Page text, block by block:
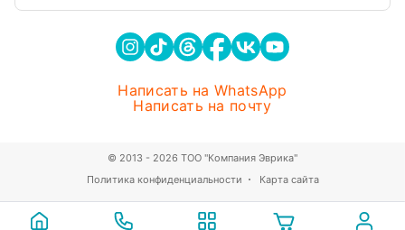
Написать на WhatsApp
Написать на почту
Политика конфиденциальности Карта сайта
© 2013 - 2026 ТОО "Компания Эврика"